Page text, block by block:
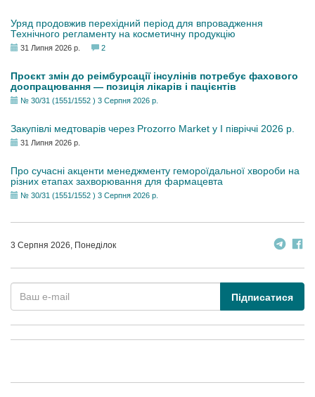
Уряд продовжив перехідний період для впровадження
Технічного регламенту на косметичну продукцію
31 Липня 2026 р. 2
Проєкт змін до реімбурсації інсулінів потребує фахового
доопрацювання — позиція лікарів і пацієнтів
№ 30/31 (1551/1552 ) 3 Серпня 2026 р.
Закупівлі медтоварів через Prozorro Market у I півріччі 2026 р.
31 Липня 2026 р.
Про сучасні акценти менеджменту гемороїдальної хвороби на
різних етапах захворювання для фармацевта
№ 30/31 (1551/1552 ) 3 Серпня 2026 р.
3 Серпня 2026, Понеділок
Підписатися